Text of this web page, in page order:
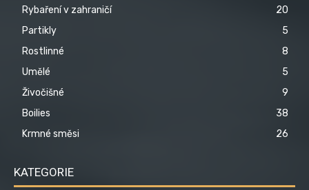
Rybaření v zahraničí
20
Partikly
5
Rostlinné
8
Umělé
5
Živočišné
9
Boilies
38
Krmné směsi
26
KATEGORIE